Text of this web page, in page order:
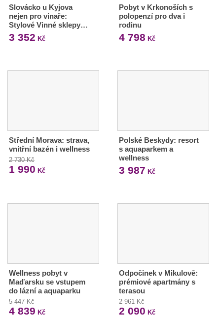
Slovácko u Kyjova
nejen pro vinaře:
Stylové Vinné sklepy…
3 352 Kč
Pobyt v Krkonoších s
polopenzí pro dva i
rodinu
4 798 Kč
Střední Morava: strava,
vnitřní bazén i wellness
2 730 Kč
1 990 Kč
Polské Beskydy: resort
s aquaparkem a
wellness
3 987 Kč
Wellness pobyt v
Maďarsku se vstupem
do lázní a aquaparku
5 447 Kč
4 839 Kč
Odpočinek v Mikulově:
prémiové apartmány s
terasou
2 961 Kč
2 090 Kč